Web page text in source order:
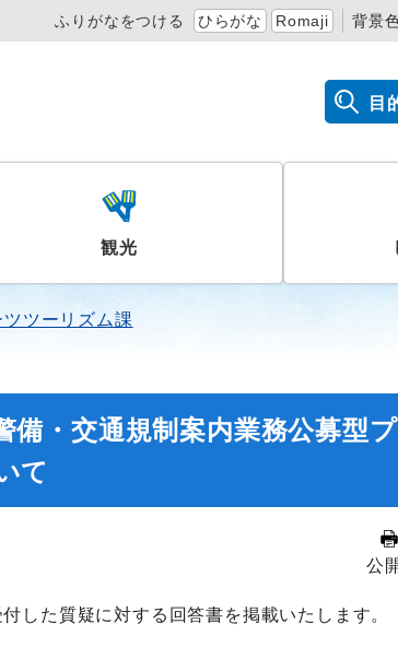
ふりがなをつける ひらがな Romaji 背景
目
観光
ツツーリズム課
備・交通規制案内業務公募型
て
公
した質疑に対する回答書を掲載いたします。